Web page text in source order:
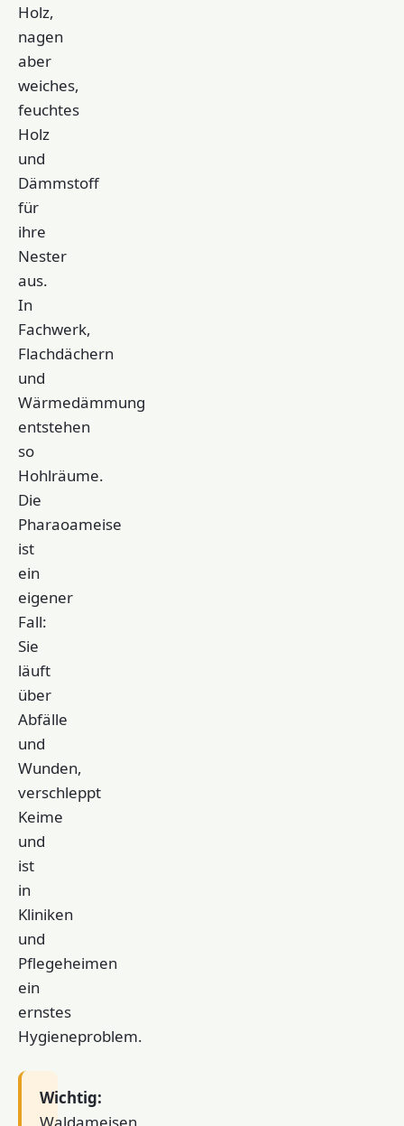
Holz,
nagen
aber
weiches,
feuchtes
Holz
und
Dämmstoff
für
ihre
Nester
aus.
In
Fachwerk,
Flachdächern
und
Wärmedämmung
entstehen
so
Hohlräume.
Die
Pharaoameise
ist
ein
eigener
Fall:
Sie
läuft
über
Abfälle
und
Wunden,
verschleppt
Keime
und
ist
in
Kliniken
und
Pflegeheimen
ein
ernstes
Hygieneproblem.
Wichtig: